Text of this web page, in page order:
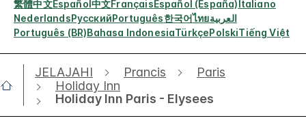
繁體中文Español中文FrançaisEspañol (España)Italiano
NederlandsРусскийPortuguês한국어ไทยالعربية
Português (BR)Bahasa IndonesiaTürkçePolskiTiếng Việt
JELAJAHI Prancis
Paris
Holiday Inn
Holiday Inn Paris - Elysees